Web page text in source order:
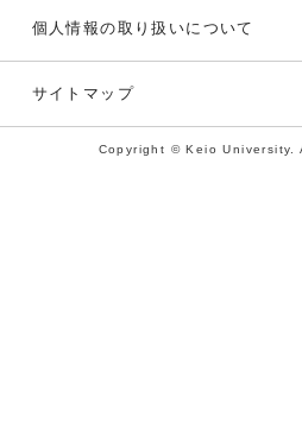
個人情報の取り扱いについて
サイトマップ
Copyright © Keio University.